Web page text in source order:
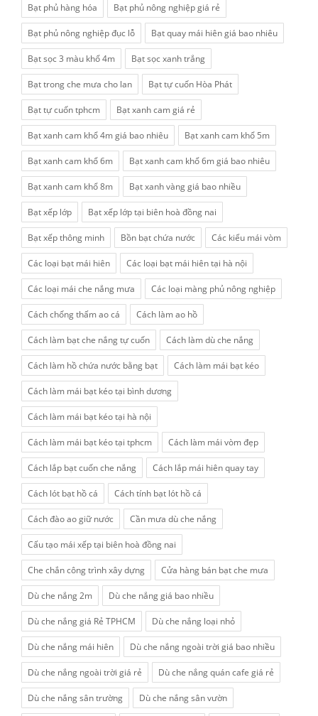
Bạt phủ hàng hóa Bạt phủ nông nghiệp giá rẻ
Bạt phủ nông nghiệp đục lỗ Bạt quay mái hiên giá bao nhiêu
Bạt sọc 3 màu khổ 4m Bạt sọc xanh trắng
Bạt trong che mưa cho lan Bạt tự cuốn Hòa Phát
Bạt tự cuốn tphcm Bạt xanh cam giá rẻ
Bạt xanh cam khổ 4m giá bao nhiêu Bạt xanh cam khổ 5m
Bạt xanh cam khổ 6m Bạt xanh cam khổ 6m giá bao nhiêu
Bạt xanh cam khổ 8m Bạt xanh vàng giá bao nhiều
Bạt xếp lớp Bạt xếp lớp tại biên hoà đồng nai
Bạt xếp thông minh Bồn bạt chứa nước Các kiểu mái vòm
Các loại bạt mái hiên Các loại bạt mái hiên tại hà nội
Các loại mái che nắng mưa Các loại màng phủ nông nghiệp
Cách chống thấm ao cá Cách làm ao hồ
Cách làm bạt che nắng tự cuốn Cách làm dù che nắng
Cách làm hồ chứa nước bằng bạt Cách làm mái bạt kéo
Cách làm mái bạt kéo tại bình dương
Cách làm mái bạt kéo tại hà nội
Cách làm mái bạt kéo tại tphcm Cách làm mái vòm đẹp
Cách lắp bạt cuốn che nắng Cách lắp mái hiên quay tay
Cách lót bạt hồ cá Cách tính bạt lót hồ cá
Cách đào ao giữ nước Cần mưa dù che nắng
Cấu tạo mái xếp tại biên hoà đồng nai
Che chắn công trình xây dựng Cửa hàng bán bạt che mưa
Dù che nắng 2m Dù che nắng giá bao nhiều
Dù che nắng giá Rẻ TPHCM Dù che nắng loại nhỏ
Dù che nắng mái hiên Dù che nắng ngoài trời giá bao nhiều
Dù che nắng ngoài trời giá rẻ Dù che nắng quán cafe giá rẻ
Dù che nắng sân trường Dù che nắng sân vườn